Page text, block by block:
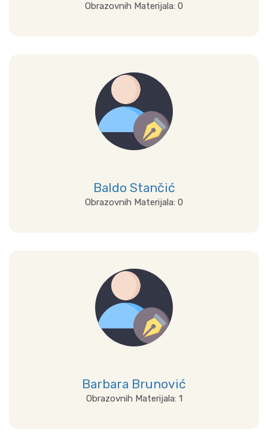
Obrazovnih Materijala: 0
Prikaži sve
Baldo Stančić
Obrazovnih Materijala: 0
Prikaži sve
Barbara Brunović
Obrazovnih Materijala: 1